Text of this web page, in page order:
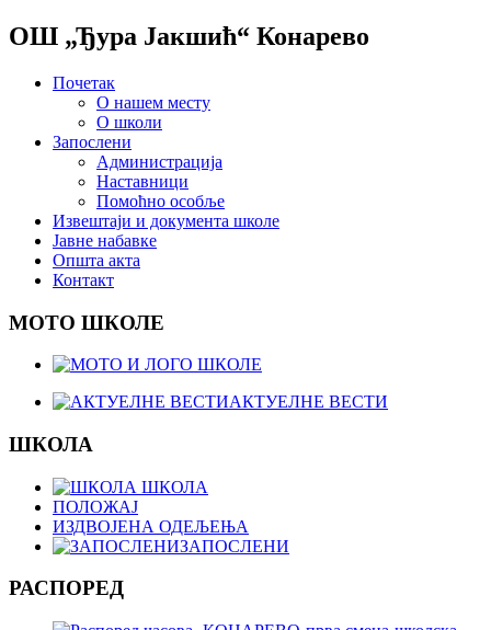
ОШ „Ђура Јакшић“ Конарево
Почетак
О нашем месту
О школи
Запослени
Администрација
Наставници
Помоћно особље
Извештаји и документа школе
Јавне набавке
Општа акта
Контакт
МОТО ШКОЛЕ
АКТУЕЛНЕ ВЕСТИ
ШКОЛА
ШКОЛА
ПОЛОЖАЈ
ИЗДВОЈЕНА ОДЕЉЕЊА
ЗАПОСЛЕНИ
РАСПОРЕД